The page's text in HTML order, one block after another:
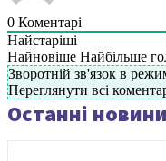
0 Коментарі
Найстаріші
Найновіше Найбільше
Зворотній зв'язок в
Переглянути всі
Останні новини